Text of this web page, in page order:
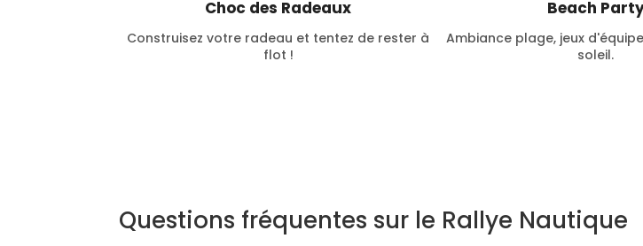
Choc des Radeaux
Construisez votre radeau et tentez de rester à
flot !
Beach
Ambiance plage, jeux
soleil.
Questions fréquentes sur le Rallye Nautique